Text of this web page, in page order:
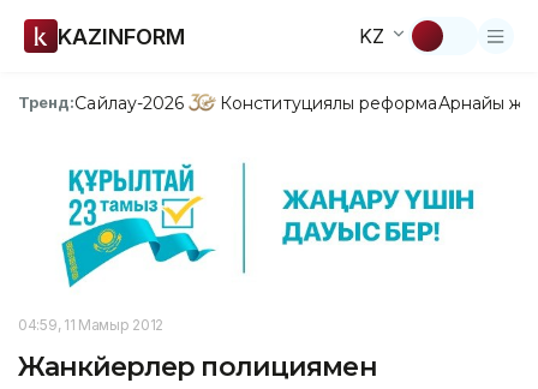
KAZINFORM KZ
Тренд:Сайлау-2026 Конституциялық реформаАрнайы
04:59, 11 Мамыр 2012
Жанкүйерлер полициямен